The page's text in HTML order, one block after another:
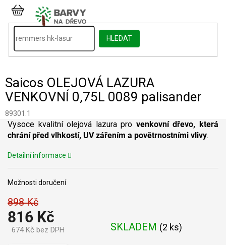
Přejít
obsah
HLEDAT
NÁKUPNÍ
KOŠÍK
Saicos OLEJOVÁ LAZURA
VENKOVNÍ 0,75L 0089 palisander
89301.1
898 Kč
816 Kč
674 Kč bez DPH SKLADEM (2 ks)
Možnosti doručení
Vysoce kvalitní olejová lazura pro venkovní dřevo, která
chrání před vlhkostí, UV zářením a povětrnostními vlivy.
Detailní informace